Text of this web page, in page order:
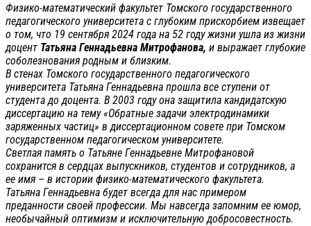
Физико-математический факультет Томского государственного
педагогического университета с глубоким прискорбием извещает
о том, что 19 сентября 2024 года на 52 году жизни ушла из жизни
доцент Татьяна Геннадьевна Митрофанова, и выражает глубокие
соболезнования родным и близким.
В стенах Томского государственного педагогического
университета Татьяна Геннадьевна прошла все ступени от
студента до доцента. В 2003 году она защитила кандидатскую
диссертацию на тему «Обратные задачи электродинамики
заряженных частиц» в диссертационном совете при Томском
государственном педагогическом университете.
Светлая память о Татьяне Геннадьевне Митрофановой
сохранится в сердцах выпускников, студентов и сотрудников, а
ее имя – в истории физико-математического факультета.
Татьяна Геннадьевна будет всегда для нас примером
преданности своей профессии. Мы навсегда запомним ее юмор,
необычайный оптимизм и исключительную добросовестность.